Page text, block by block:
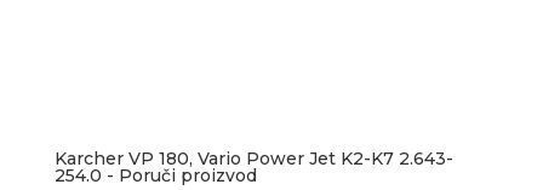
Karcher VP 180, Vario Power Jet K2-K7 2.643-
254.0 - Poruči proizvod